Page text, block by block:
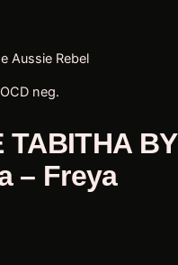
Aussie Rebel
neg.
TABITHA BY
– Freya